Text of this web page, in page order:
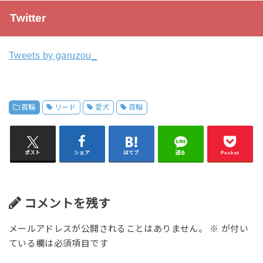
Twitter
Tweets by garuzou_
首輪 リード 愛犬 首輪
ポスト シェア はてブ 送る Pocket
コメントを残す
メールアドレスが公開されることはありません。 ※ が付い
ている欄は必須項目です